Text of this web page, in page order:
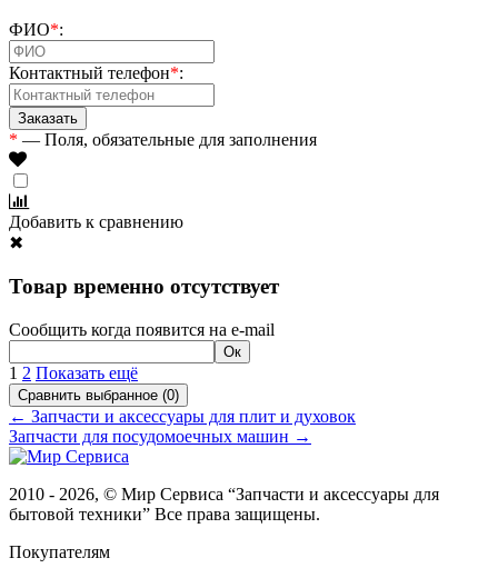
ФИО*:
Контактный телефон*:
* — Поля, обязательные для заполнения
Добавить к сравнению
✖
Товар временно отсутствует
Сообщить когда появится на e-mail
1 2 Показать ещё
← Запчасти и аксессуары для плит и духовок
Запчасти для посудомоечных машин →
2010 - 2026, © Мир Сервиса “Запчасти и аксессуары для
бытовой техники” Все права защищены.
Покупателям